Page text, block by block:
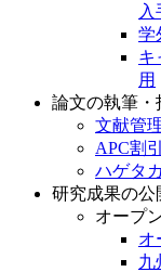
学
キ
用
論文の執筆・
文献管
APC割
ハゲタ
研究成果の公
オープ
オ
九